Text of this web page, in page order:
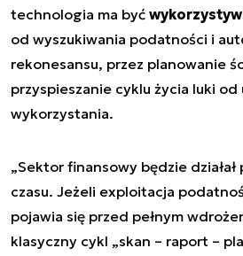
technologia ma być
od wyszukiwania podatności i
rekonesansu, przez planowanie
przyspieszanie cyklu życia luki
wykorzystania.
„Sektor finansowy będzie
czasu. Jeżeli exploitacja
pojawia się przed pełnym
klasyczny cykl „skan – raport –